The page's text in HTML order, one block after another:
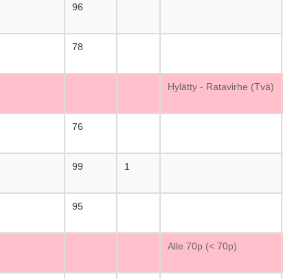
96
78
Hylätty - Ratavirhe (Tvä)
76
99 1
95
Alle 70p (< 70p)